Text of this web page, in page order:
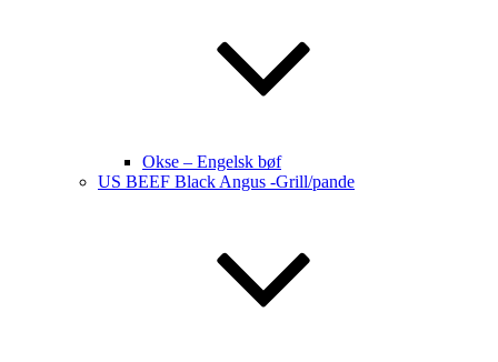
Okse – Engelsk bøf
US BEEF Black Angus -Grill/pande